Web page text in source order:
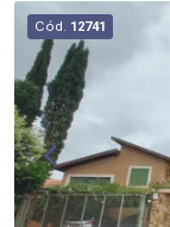
Cód. 12741